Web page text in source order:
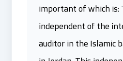
important of which is:
independent of the
auditor in the Islamic